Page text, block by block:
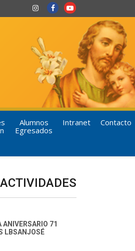
Alumnos
Egresados
Intranet Contacto
ANIVERSARIO 71
LBSANJOSÉ